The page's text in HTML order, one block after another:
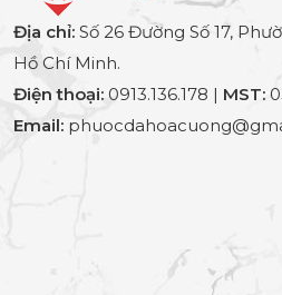
Địa chỉ: Số 26 Đường Số 17,
Hồ Chí Minh.
Điện thoại: 0913.136.178 | MST:
Email: